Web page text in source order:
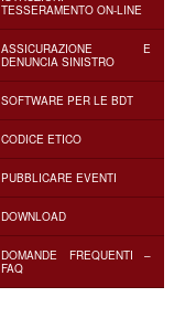
TESSERAMENTO ON-LINE
ASSICURAZIONE E
DENUNCIA SINISTRO
SOFTWARE PER LE BDT
CODICE ETICO
PUBBLICARE EVENTI
DOWNLOAD
DOMANDE FREQUENTI –
FAQ